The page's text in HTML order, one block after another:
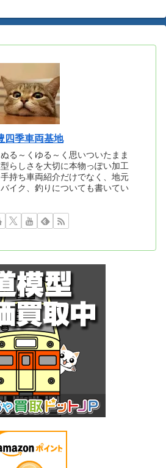
四季車両基地
る～くゆる～く思いついたまま
らしさを大切に本物っぽい加工
持ち車両紹介だけでなく、地元
イク、釣りについても書いてい